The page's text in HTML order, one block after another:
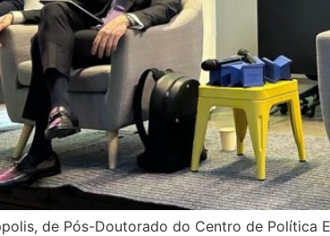
de Pós-Doutorado do Centro de Política